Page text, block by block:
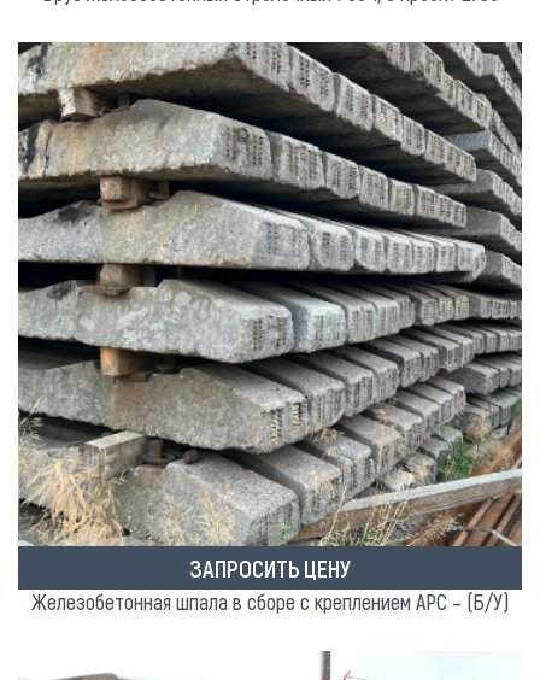
ЗАПРОСИТЬ ЦЕНУ
Железобетонная шпала в сборе с креплением АРС – (Б/У)